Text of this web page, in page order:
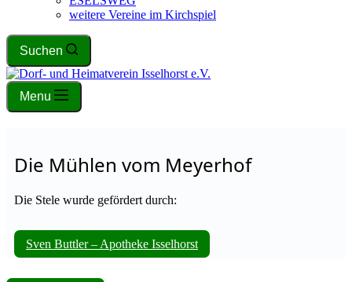
weitere Vereine im Kirchspiel
Suchen
Menu
Die Mühlen vom Meyerhof
Die Stele wurde gefördert durch:
Sven Buttler – Apotheke Isselhorst